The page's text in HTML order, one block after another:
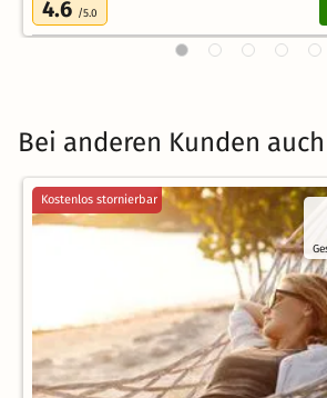
4.6 /5.0
Bei anderen Kunden
Kostenlos stornierbar